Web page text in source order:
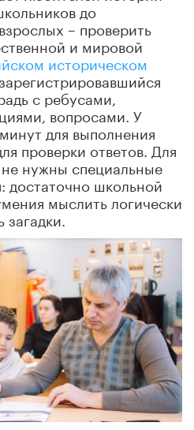
до
– проверить
и мировой
историческом
с ребусами,
вопросами. У
для выполнения
проверки ответов. Для
нужны специальные
достаточно школьной
мыслить логически